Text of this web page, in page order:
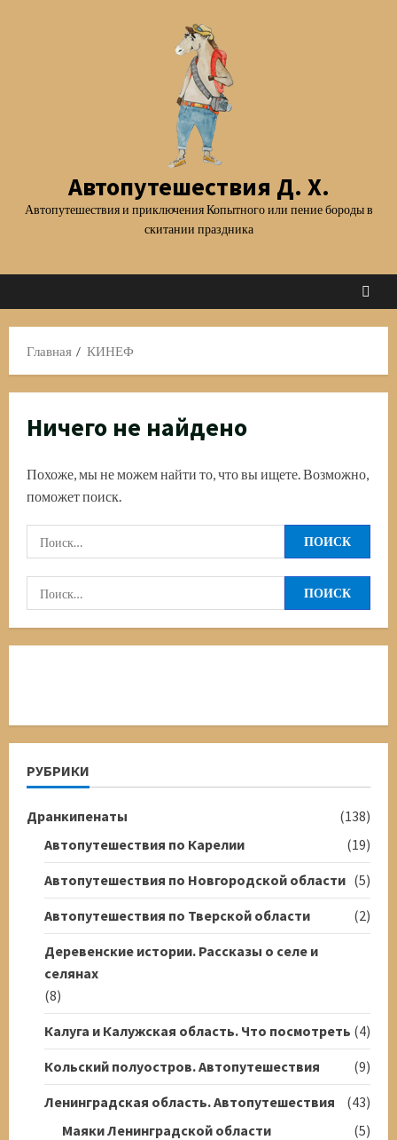
Автопутешествия Д. Х.
Автопутешествия и приключения Копытного или пение бороды в
скитании праздника
Главная КИНЕФ
Ничего не найдено
Похоже, мы не можем найти то, что вы ищете. Возможно,
поможет поиск.
Найти:
Найти:
РУБРИКИ
Дранкипенаты
(138)
Автопутешествия по Карелии
(19)
Автопутешествия по Новгородской области (5)
Автопутешествия по Тверской области
(2)
Деревенские истории. Рассказы о селе и
селянах
(8)
Калуга и Калужская область. Что посмотреть (4)
Кольский полуостров. Автопутешествия
(9)
Ленинградская область. Автопутешествия
(43)
Маяки Ленинградской области
(5)